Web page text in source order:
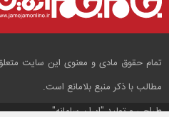
تمام حقوق مادی و معنوی این سایت
مطالب با ذکر منبع بلامانع است.
طراحی و تولید"ایران سامانه"